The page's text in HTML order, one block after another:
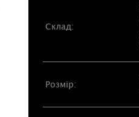
Склад:
Розмір: